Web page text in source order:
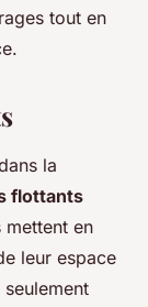
tout en
la
flottants
en
leur espace